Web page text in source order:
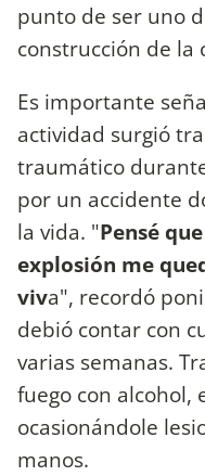
punto de ser uno
construcción de la
Es importante
actividad surgió
traumático
por un accidente
la vida. "Pensé
explosión me
viva", recordó
debió contar con
varias semanas.
fuego con alcohol,
ocasionándole
manos.